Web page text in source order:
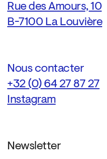
Rue des Amours, 10
B-7100 La Louvière
Nous contacter
+32 (0) 64 27 87 27
Instagram
Newsletter